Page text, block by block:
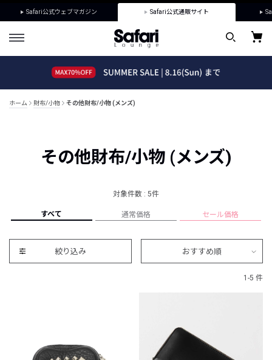
Safari公式ウェブマガジン Safari公式通販サイト
ホーム 財布/小物 その他財布/小物 (メンズ)
その他財布/小物 (メンズ)
対象件数 : 5件
すべて 通常価格 セール価格
絞り込み おすすめ順
1-5 件